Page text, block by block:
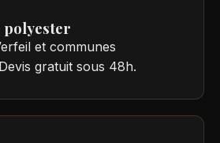
polyester
et communes
gratuit sous 48h.